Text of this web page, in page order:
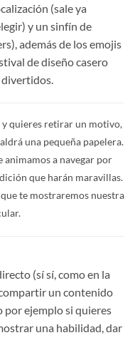
(sale ya
y un sinfín de
además de los emojis
de diseño casero
quieres retirar un motivo,
una pequeña papelera.
animamos a navegar por
que harán maravillas.
te mostraremos nuestra
(sí sí, como en la
un contenido
por ejemplo si quieres
una habilidad, dar